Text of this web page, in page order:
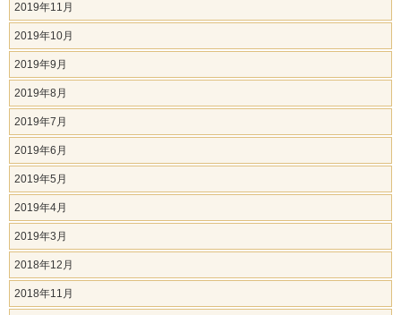
2019年11月
2019年10月
2019年9月
2019年8月
2019年7月
2019年6月
2019年5月
2019年4月
2019年3月
2018年12月
2018年11月